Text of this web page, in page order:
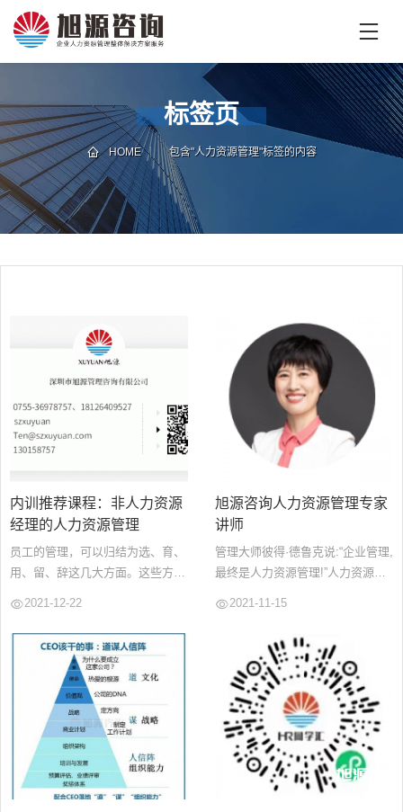
页
页
企
业
培
训
专
家
团
能
源
电
话
标签页
HOME 包含"人力资源管理"标签的内容
内训推荐课程：非人力资源
经理的人力资源管理
员工的管理，可以归结为选、育、
用、留、辞这几大方面。这些方
者，应该是个通才，既是人力管理
者，又是财务管理者，非人与非财
的课程应运而生。...
2021-12-22
旭源咨询人力资源管理专家
讲师
管理大师彼得·德鲁克说:“企业管理,
最终是人力资源管理!”人力资源是
性的作用,对企业经营战略的实施
起着保证作用。...
2021-11-15